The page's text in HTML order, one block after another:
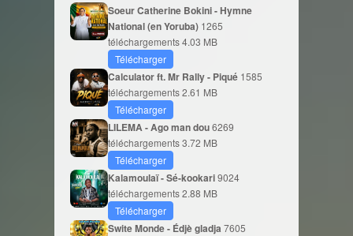
Soeur Catherine Bokini - Hymne
National (en Yoruba) 1265
téléchargements4.03 MB
Télécharger
Calculator ft. Mr Rally - Piqué 1585
téléchargements2.61 MB
Télécharger
LILEMA - Ago man dou6269
téléchargements3.72 MB
Télécharger
Kalamoulaï - Sé-kookari9024
téléchargements2.88 MB
Télécharger
Swite Monde - Édjè gladja 7605